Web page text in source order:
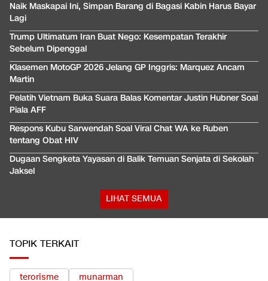
Naik Maskapai Ini, Simpan Barang di Bagasi Kabin Harus Bayar
Lagi
Trump Ultimatum Iran Buat Nego: Kesempatan Terakhir
Sebelum Dipenggal
Klasemen MotoGP 2026 Jelang GP Inggris: Marquez Ancam
Martin
Pelatih Vietnam Buka Suara Balas Komentar Justin Hubner Soal
Piala AFF
Respons Kubu Sarwendah Soal Viral Chat WA ke Ruben
tentang Obat HIV
Dugaan Sengketa Yayasan di Balik Temuan Senjata di Sekolah
Jaksel
LIHAT SEMUA
TOPIK TERKAIT
terorisme munarman